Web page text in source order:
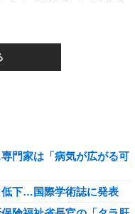
門家は「病気が広がる可
下…国際学術誌に発表